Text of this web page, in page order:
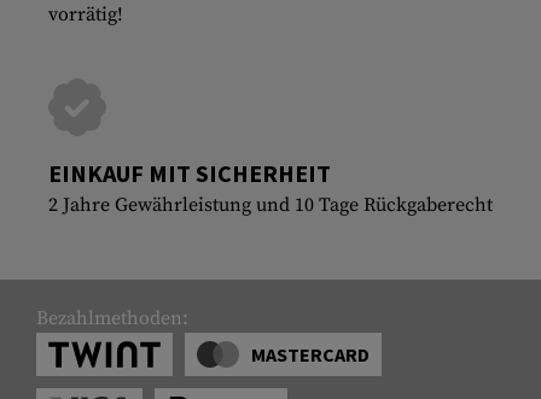
vorrätig!
EINKAUF MIT SICHERHEIT
2 Jahre Gewährleistung und 10 Tage Rückgaberecht
Bezahlmethoden:
MASTERCARD